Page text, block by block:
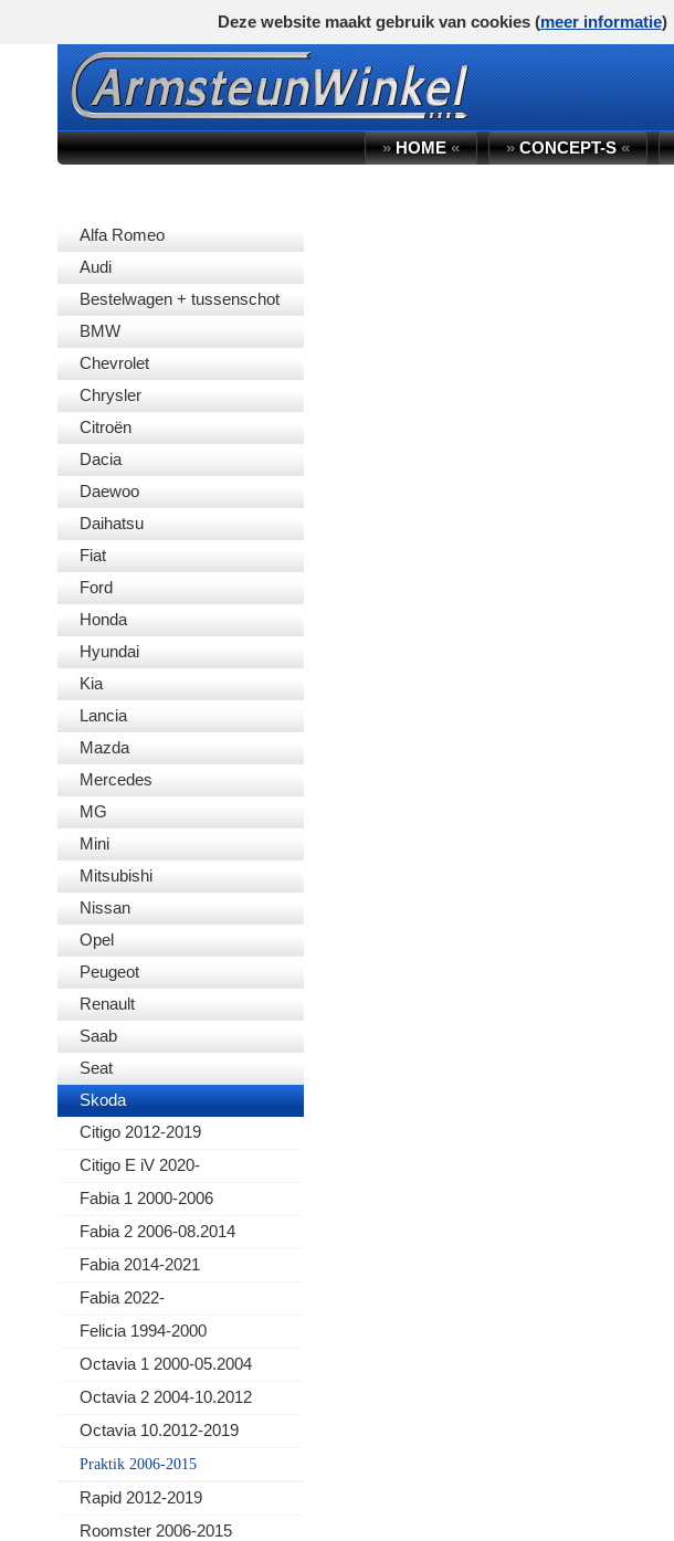
»HOME« »CONCEPT-S«
Alfa Romeo
Audi
Bestelwagen + tussenschot
BMW
Chevrolet
Chrysler
Citroën
Dacia
Daewoo
Daihatsu
Fiat
Ford
Honda
Hyundai
Kia
Lancia
Mazda
Mercedes
MG
Mini
Mitsubishi
Nissan
Opel
Peugeot
Renault
Saab
Seat
Skoda
Citigo 2012-2019
Citigo E iV 2020-
Fabia 1 2000-2006
Fabia 2 2006-08.2014
Fabia 2014-2021
Fabia 2022-
Felicia 1994-2000
Octavia 1 2000-05.2004
Octavia 2 2004-10.2012
Octavia 10.2012-2019
Praktik 2006-2015
Rapid 2012-2019
Roomster 2006-2015
Deze website maakt gebruik van cookies (meer informatie)